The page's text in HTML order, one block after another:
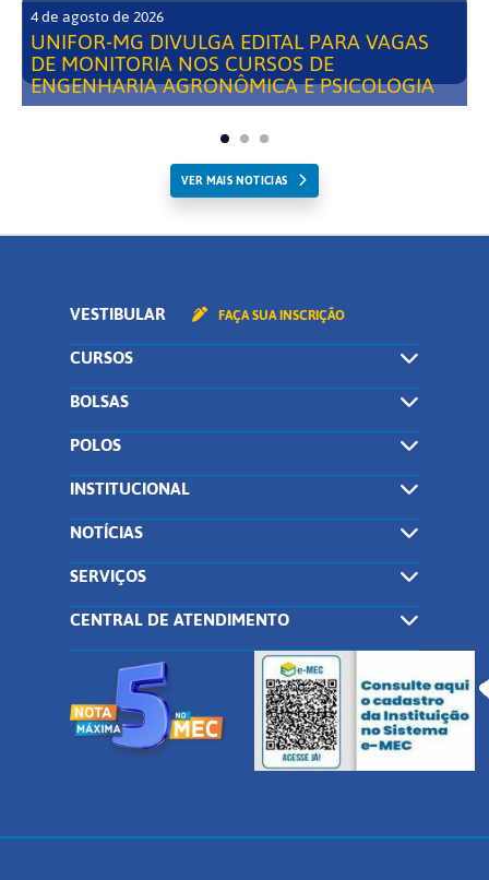
4 de agosto de 2026
UNIFOR-MG DIVULGA EDITAL PARA VAGAS
DE MONITORIA NOS CURSOS DE
ENGENHARIA AGRONÔMICA E PSICOLOGIA
VER MAIS NOTICIAS
VESTIBULAR FAÇA SUA INSCRIÇÃO
CURSOS
BOLSAS
POLOS
INSTITUCIONAL
NOTÍCIAS
SERVIÇOS
CENTRAL DE ATENDIMENTO